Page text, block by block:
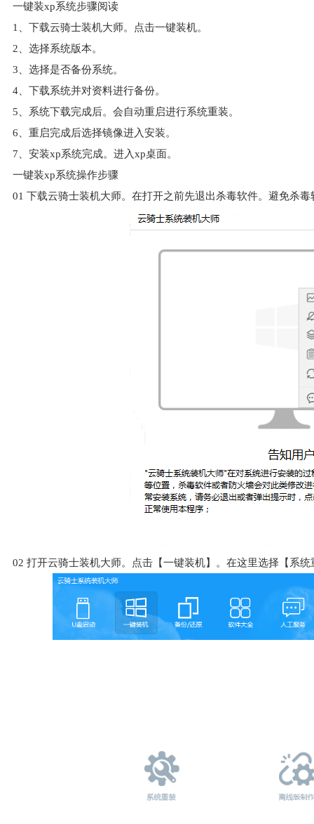
一键装xp系统步骤阅读
1、下载云骑士装机大师。点击一键装机。
2、选择系统版本。
3、选择是否备份系统。
4、下载系统并对资料进行备份。
5、系统下载完成后。会自动重启进行系统重装。
6、重启完成后选择镜像进入安装。
7、安装xp系统完成。进入xp桌面。
一键装xp系统操作步骤
01 下载云骑士装机大师。在打开之前先退出杀毒软件。避免杀
02 打开云骑士装机大师。点击【一键装机】。在这里选择【系统